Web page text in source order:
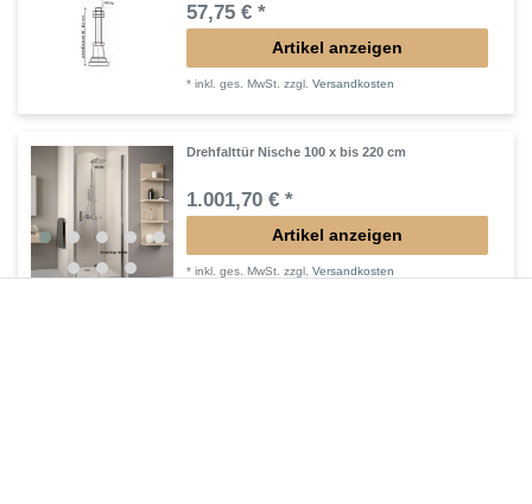
57,75 € *
Artikel anzeigen
*inkl. ges. MwSt. zzgl.Versandkosten
Drehfalttür Nische 100 x bis 220 cm
1.001,70 € *
Artikel anzeigen
*inkl. ges. MwSt. zzgl.Versandkosten